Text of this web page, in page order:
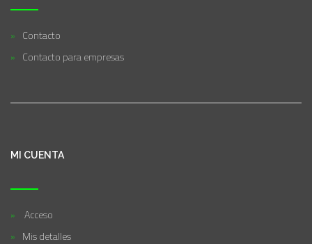
Contacto
Contacto para empresas
MI CUENTA
Acceso
Mis detalles